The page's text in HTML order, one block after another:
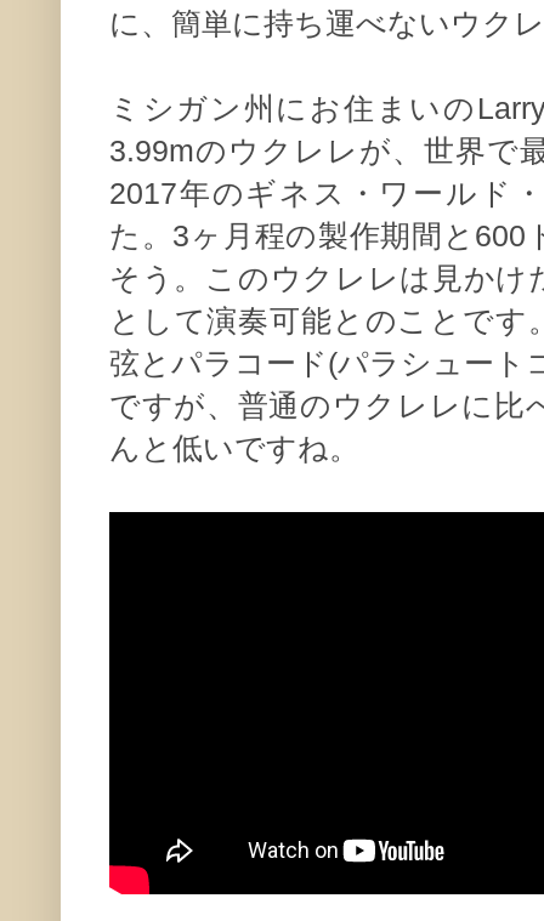
に、簡単に持ち運べないウク
ミシガン州にお住まいの
3.99mのウクレレが、世界で
2017年のギネス・ワールド
た。3ヶ月程の製作期間と
そう。このウクレレは見かけ
として演奏可能とのことです
弦とパラコード(パラシュート
ですが、普通のウクレレに比
んと低いですね。